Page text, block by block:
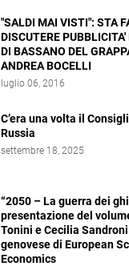
"SALDI MAI VISTI": STA
DISCUTERE PUBBLICITA'
DI BASSANO DEL
ANDREA BOCELLI
luglio 06, 2016
C’era una volta il
Russia
settembre 18, 2025
“2050 – La guerra dei
presentazione del
Tonini e Cecilia
genovese di European
Economics